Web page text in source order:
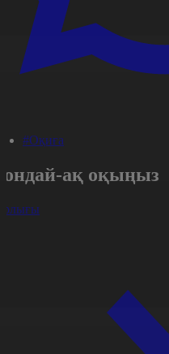
#Оқиға
ақ оқыңыз